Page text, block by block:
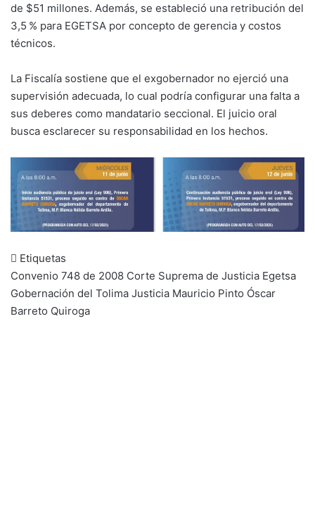
de $51 millones. Además, se estableció una retribución del
3,5 % para EGETSA por concepto de gerencia y costos
técnicos.
La Fiscalía sostiene que el exgobernador no ejerció una
supervisión adecuada, lo cual podría configurar una falta a
sus deberes como mandatario seccional. El juicio oral
busca esclarecer su responsabilidad en los hechos.
Etiquetas
Convenio 748 de 2008 Corte Suprema de Justicia Egetsa
Gobernación del Tolima Justicia Mauricio Pinto Óscar
Barreto Quiroga